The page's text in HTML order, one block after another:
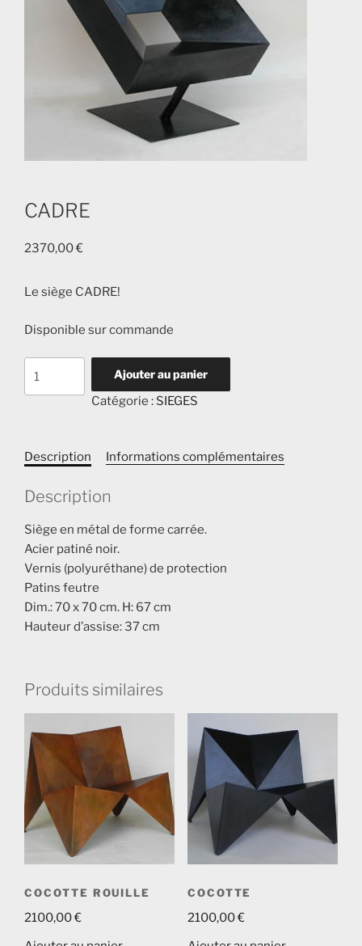
CADRE
2370,00€
Le siège CADRE!
Disponible sur commande
Ajouter au panier
Catégorie : SIEGES
Description Informations complémentaires
Description
Siège en métal de forme carrée.
Acier patiné noir.
Vernis (polyuréthane) de protection
Patins feutre
Dim.: 70 x 70 cm. H: 67 cm
Hauteur d’assise: 37 cm
Produits similaires
COCOTTE ROUILLE
2100,00€
COCOTTE
2100,00€